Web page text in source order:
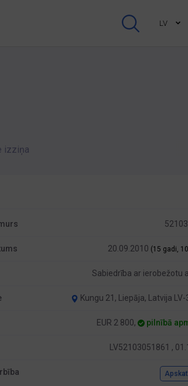
LV
izziņa
20.09.2010 (15 gadi,
Sabiedrība ar ierobežotu
Kungu 21, Liepāja, Latvija LV-
EUR 2 800, pilnībā
LV52103051861 ,